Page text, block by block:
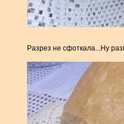
Разрез не сфоткала...Ну